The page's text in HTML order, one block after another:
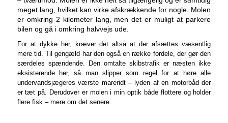
meget lang, hvilket kan virke afskrækkende for nogle. Molen
er omkring 2 kilometer lang, men det er muligt at parkere
bilen og gå i omkring halvvejs ude.
For at dykke her, kræver det altså at der afsættes væsentlig
mere tid. Til gengæld har den også en række fordele, der gør den
særdeles spændende. Den omtalte skibstrafik er næsten ikke
eksisterende her, så man slipper som regel for at høre alle
undervandsjægeres værste mareridt – lyden af en motorbåd der
er tæt på. Derudover er molen i min optik både flottere og holder
flere fisk – mere om det senere.